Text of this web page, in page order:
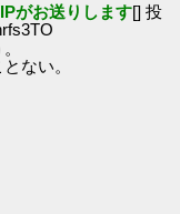
がお送りします[] 投
ない。